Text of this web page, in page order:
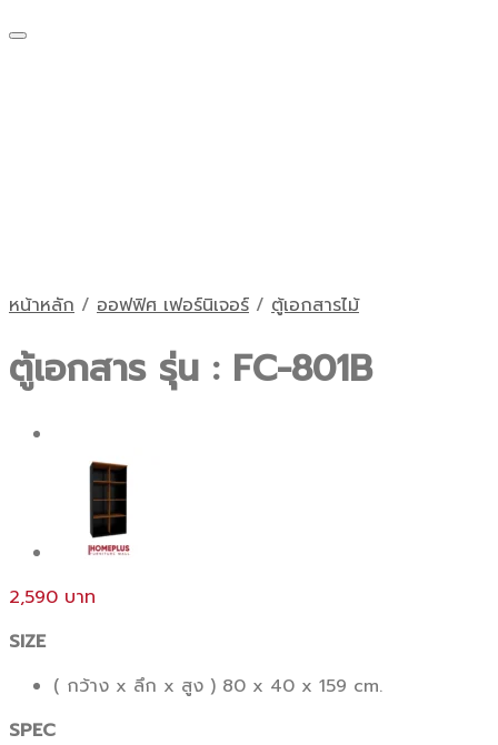
หน้าหลัก / ออฟฟิศ เฟอร์นิเจอร์ / ตู้เอกสารไม้
ตู้เอกสาร รุ่น : FC-801B
2,590
SIZE
( กว้าง x ลึก x สูง ) 80 x 40 x 159 cm.
SPEC